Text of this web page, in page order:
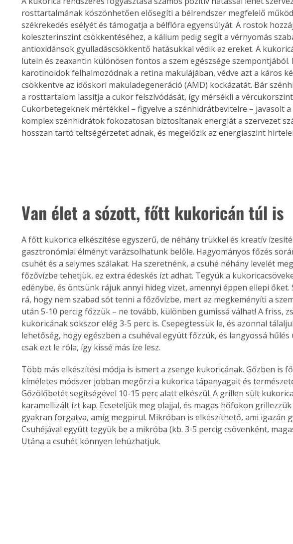
Okoselőfizetés
A Laptapiron elérhetők az
Ezermester, az Ezermester
Extra és az Ezermester Old
Timer lapszámai,
visszamenőleg is! A Laptapir új,
innovatív, praktikus és egyedi
magazinok digitális olvasására
számítógépen, okostelefonon
vagy táblagépen. Kényelmesen
az otthonában, útközben vagy
nyaralás, pihenés alatt is
elérhetők lapszámaink. Bárhol,
bármikor, akár külföldön élve
vagy dolgozva is olvashatók az
Együtt jobban megéri!
Bővebb információ itt!
Együtt jobban megéri! A
könyvek tetszőleges
párosítással kedvezményes
áron, 0 Ft postaköltséggel
megrendelhetők!
rosttartalmának köszönhetően elősegíti a bélrendszer megfelelő
székrekedés esélyét és támogatja a bélflóra egyensúlyát. A rostok
koleszterinszint csökkentéséhez, a kálium pedig segít a vérnyomás
antioxidánsok gyulladáscsökkentő hatásukkal védik az ereket. A
lutein és zeaxantin különösen fontos a szem egészsége szempontjából.
karotinoidok felhalmozódnak a retina makulájában, védve azt a káros
csökkentve az időskori makuladegeneráció (AMD) kockázatát. Bár
a rosttartalom lassítja a cukor felszívódását, így mérsékli a
Cukorbetegeknek mértékkel – figyelve a szénhidrátbevitelre – javasolt a
komplex szénhidrátok fokozatosan biztosítanak energiát a szervezet
hosszan tartó teltségérzetet adnak, és megelőzik az energiaszint
Van élet a sózott, főtt kukoricán túl is
A főtt kukorica elkészítése egyszerű, de néhány trükkel és kreatív
gasztronómiai élményt varázsolhatunk belőle. Hagyományos főzés
csuhét és a selymes szálakat. Ha szeretnénk, a csuhé néhány levelét
főzővízbe tehetjük, ez extra édeskés ízt adhat. Tegyük a
edénybe, és öntsünk rájuk annyi hideg vizet, amennyi éppen ellepi őket.
rá, hogy nem szabad sót tenni a főzővízbe, mert az megkeményíti a
után 5-10 percig főzzük – ne tovább, különben gumissá válhat! A friss,
kukoricának sokszor elég 3-5 perc is. Csepegtessük le, és azonnal
lehetőség, hogy egészben a csuhéval együtt főzzük, és langyossá hűlés
csak ezt le róla, így kissé más íze lesz.
Több más elkészítési módja is ismert a zsenge kukoricának. Gőzben is
kíméletes módszer jobban megőrzi a kukorica tápanyagait és
Gőzölőbetét segítségével 10-15 perc alatt elkészül. A grillen sült
karamellizált ízt kap. Ecseteljük meg olajjal, és magas hőfokon
gyakran forgatva, amíg megpirul. Mikróban is elkészíthető, ami igazán
Csuhéjával együtt tegyük be a mikróba (kb. 3-5 percig csövenként,
Utána a csuhét könnyen lehúzhatjuk.